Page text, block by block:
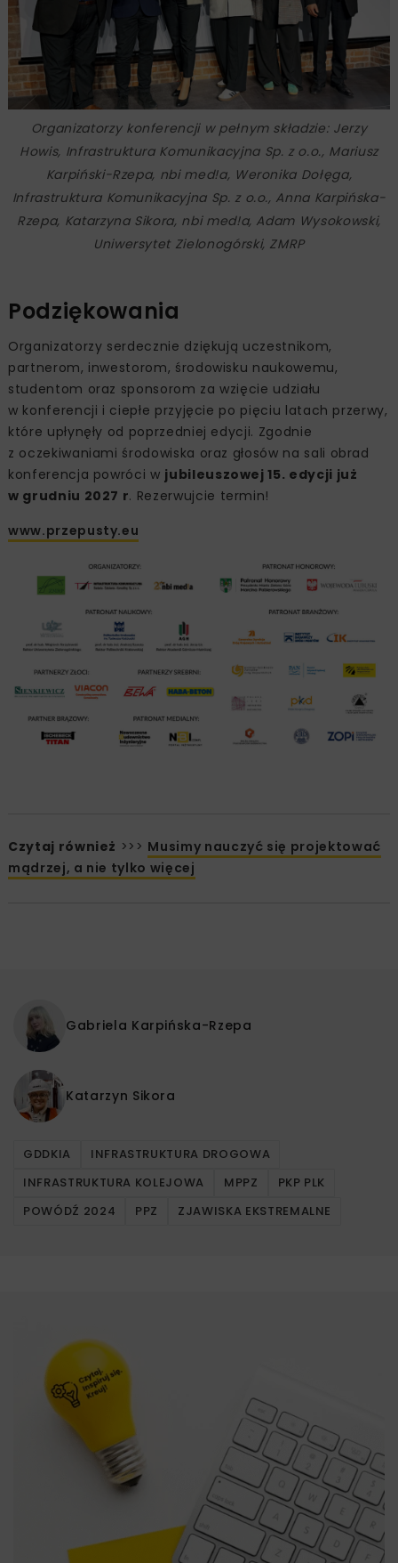
Organizatorzy konferencji w pełnym składzie: Jerzy
Howis, Infrastruktura Komunikacyjna Sp. z o.o., Mariusz
Karpiński-Rzepa, nbi med!a, Weronika Dołęga,
Infrastruktura Komunikacyjna Sp. z o.o., Anna Karpińska-
Rzepa, Katarzyna Sikora, nbi med!a, Adam Wysokowski,
Uniwersytet Zielonogórski, ZMRP
Podziękowania
Organizatorzy serdecznie dziękują uczestnikom,
partnerom, inwestorom, środowisku naukowemu,
studentom oraz sponsorom za wzięcie udziału
w konferencji i ciepłe przyjęcie po pięciu latach przerwy,
które upłynęły od poprzedniej edycji. Zgodnie
z oczekiwaniami środowiska oraz głosów na sali obrad
konferencja powróci w jubileuszowej 15. edycji już
w grudniu 2027 r. Rezerwujcie termin!
www.przepusty.eu
Czytaj również >>> Musimy nauczyć się projektować
mądrzej, a nie tylko więcej
Gabriela Karpińska-Rzepa
Katarzyn Sikora
GDDKIA
INFRASTRUKTURA DROGOWA
INFRASTRUKTURA KOLEJOWA
MPPZ
PKP PLK
POWÓDŹ 2024
PPZ ZJAWISKA EKSTREMALNE